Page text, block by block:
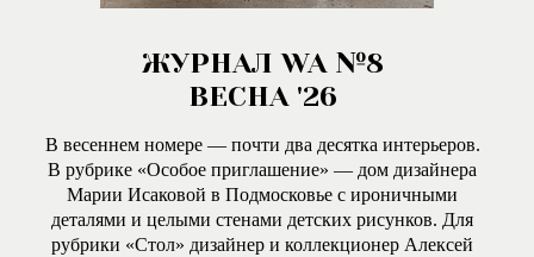
ЖУРНАЛ WA №8
ВЕСНА '26
В весеннем номере — почти два десятка интерьеров.
В рубрике «Особое приглашение» — дом дизайнера
Марии Исаковой в Подмосковье с ироничными
деталями и целыми стенами детских рисунков. Для
рубрики «Стол» дизайнер и коллекционер Алексей